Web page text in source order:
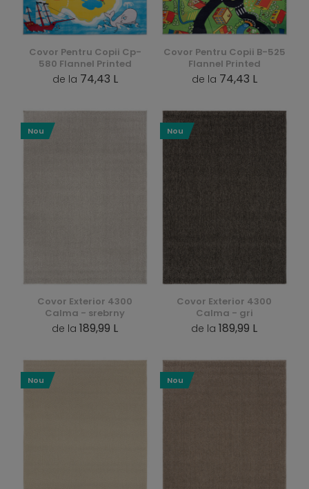
Covor Pentru Copii Cp-
580 Flannel Printed
de la 74,43 L
Covor Pentru Copii B-525
Flannel Printed
de la 74,43 L
Covor Exterior 4300
Calma - srebrny
de la 189,99 L
Nou
Covor Exterior 4300
Calma - gri
de la 189,99 L
Nou
Nou Nou